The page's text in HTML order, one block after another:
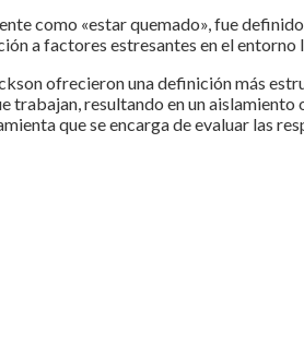
como «estar quemado», fue
a factores estresantes en el entorno
ofrecieron una definición más
trabajan, resultando en un
que se encarga de evaluar las